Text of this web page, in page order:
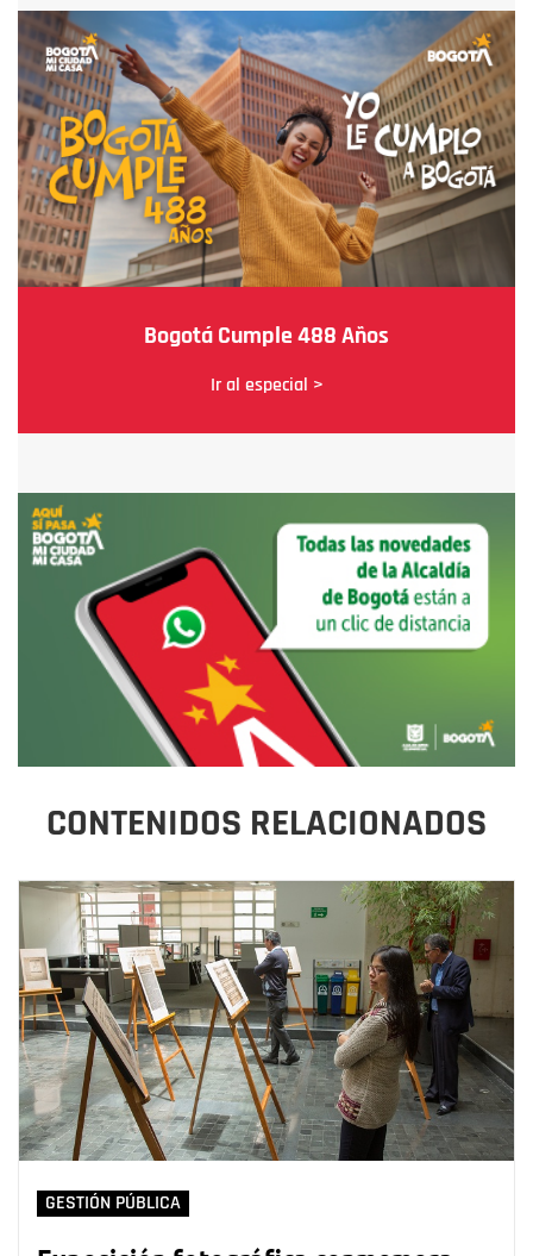
Bogotá Cumple 488 Años
Ir al especial >
CONTENIDOS RELACIONADOS
GESTIÓN PÚBLICA